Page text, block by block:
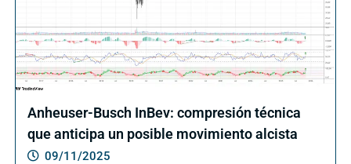
Anheuser-Busch InBev: compresión técnica
que anticipa un posible movimiento alcista
09/11/2025